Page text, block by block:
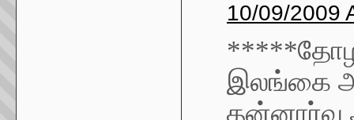
10/09/2009
இலங்கை
தன்னார்வ